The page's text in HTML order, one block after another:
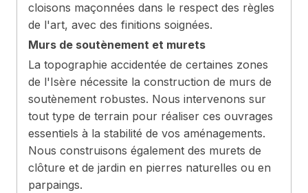
cloisons maçonnées dans le respect des règles
de l'art, avec des finitions soignées.
Murs de soutènement et murets
La topographie accidentée de certaines zones
de l'Isère nécessite la construction de murs de
soutènement robustes. Nous intervenons sur
tout type de terrain pour réaliser ces ouvrages
essentiels à la stabilité de vos aménagements.
Nous construisons également des murets de
clôture et de jardin en pierres naturelles ou en
parpaings.